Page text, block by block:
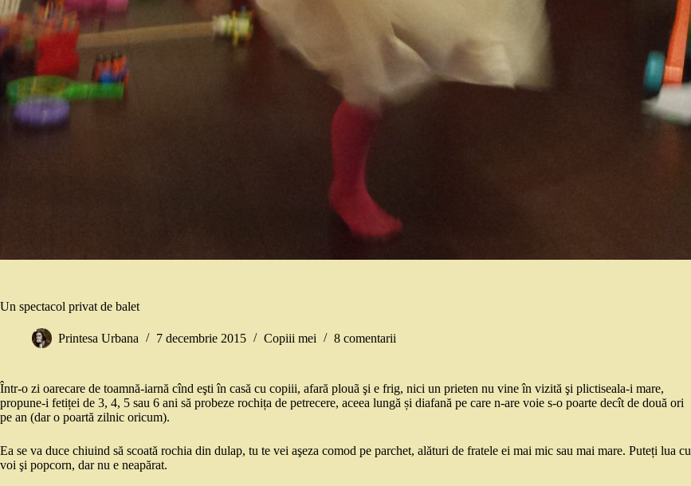
Un spectacol privat de balet
Printesa Urbana 7 decembrie 2015 Copiii mei 8 comentarii
Într-o zi oarecare de toamnă-iarnă cînd eşti în casă cu copiii, afară plouã şi e frig, nici un prieten nu vine în vizită şi plictiseala-i mare,
propune-i fetiței de 3, 4, 5 sau 6 ani să probeze rochița de petrecere, aceea lungă și diafană pe care n-are voie s-o poarte decît de două ori
pe an (dar o poartă zilnic oricum).
Ea se va duce chiuind să scoată rochia din dulap, tu te vei aşeza comod pe parchet, alături de fratele ei mai mic sau mai mare. Puteți lua cu
voi şi popcorn, dar nu e neapărat.